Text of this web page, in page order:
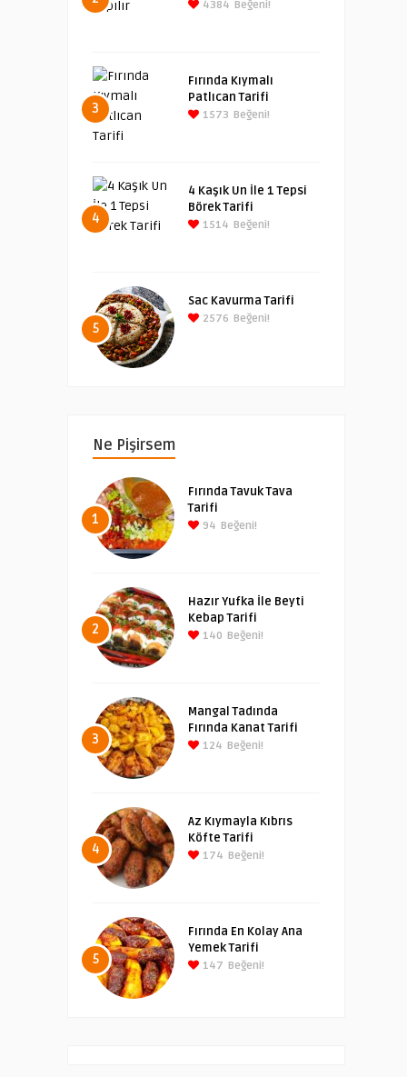
4384 Beğeni!
3
Fırında Kıymalı
Patlıcan Tarifi
1573 Beğeni!
4
4 Kaşık Un İle 1 Tepsi
Börek Tarifi
1514 Beğeni!
5
Sac Kavurma Tarifi
2576 Beğeni!
Ne Pişirsem
1
Fırında Tavuk Tava
Tarifi
94 Beğeni!
2
Hazır Yufka İle Beyti
Kebap Tarifi
140 Beğeni!
3
Mangal Tadında
Fırında Kanat Tarifi
124 Beğeni!
4
Az Kıymayla Kıbrıs
Köfte Tarifi
174 Beğeni!
5
Fırında En Kolay Ana
Yemek Tarifi
147 Beğeni!